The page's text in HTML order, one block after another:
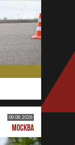
09.08.2026
МОСКВА